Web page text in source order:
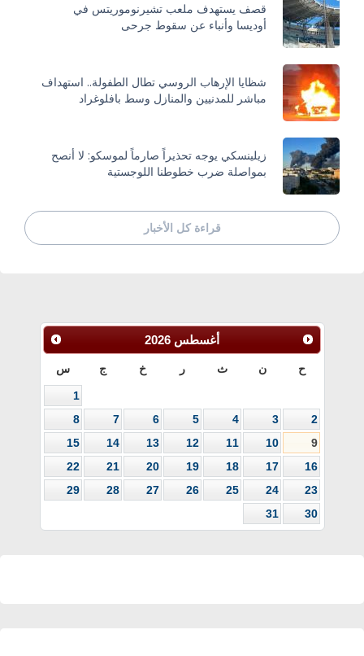
قصف يستهدف ملعب تشيرنوموريتس في
أوديسا وأنباء عن سقوط جرحى
شظايا الإرهاب الروسي تطال الطفولة.. استهداف
مباشر للمدنيين والمنازل وسط بافلوغراد
زيلينسكي يوجه تحذيراً صارماً لموسكو: لا أنصح
بمواصلة ضرب خطوطنا اللوجستية
قراءة كل الأخبار
أغسطس 2026
ح ن ث ر خ ج س
1
2
3
4
5
6
7
8
9
10
11
12
13
14
15
16
17
18
19
20
21
22
23
24
25
26
27
28
29
30
31